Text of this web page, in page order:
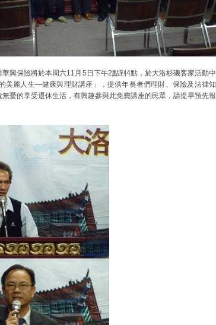
興保險將於本周六11月5日下午2點到4點，於大洛杉磯客家活動中
美麗人生—健康與理財講座」，提供年長者們理財、保險及法律知
憂的享受退休生活，有興趣參與此免費講座的民眾，請提早預先報